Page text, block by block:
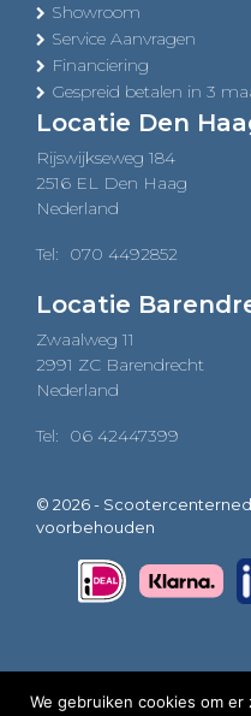
Showroom
Service Aanvragen
Financiering
Gespreid betalen in 3
Locatie Den
Rijswijkseweg 184
2516 EL Den Haag
Nederland
Tel: 070 4492852
Locatie
Zwaalweg 11
2991 ZC Barendrecht
Nederland
Tel: 06 42447399
© 2026 -
voorbehouden
We gebruiken cookies om